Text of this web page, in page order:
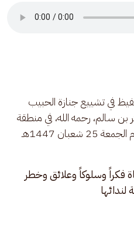
في تشييع جنازة الحبيب
سالم، رحمه الله، في منطقة
عينات، وادي حضرموت، عصر يوم الجمعة 25 شعبان 1447هـ
فكراً وسلوكاً وعلائق وخطر
لندائها